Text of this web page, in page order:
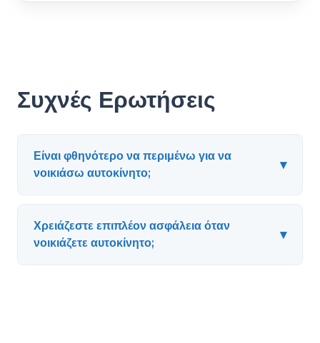
Συχνές Ερωτήσεις
Είναι φθηνότερο να περιμένω για να
νοικιάσω αυτοκίνητο;
▾
Χρειάζεστε επιπλέον ασφάλεια όταν
νοικιάζετε αυτοκίνητο;
▾